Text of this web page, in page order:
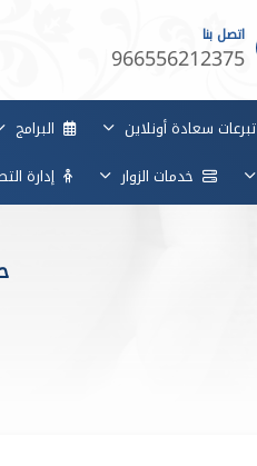
اتصل بنا
966556212375
تبرعات سعادة أونلاين البرامج
خدمات الزوار إدارة